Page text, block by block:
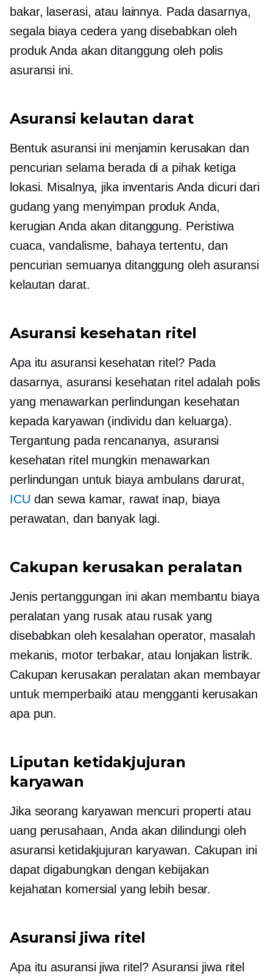
bakar, laserasi, atau lainnya. Pada dasarnya,
segala biaya cedera yang disebabkan oleh
produk Anda akan ditanggung oleh polis
asuransi ini.
Asuransi kelautan darat
Bentuk asuransi ini menjamin kerusakan dan
pencurian selama berada di a pihak ketiga
lokasi. Misalnya, jika inventaris Anda dicuri dari
gudang yang menyimpan produk Anda,
kerugian Anda akan ditanggung. Peristiwa
cuaca, vandalisme, bahaya tertentu, dan
pencurian semuanya ditanggung oleh asuransi
kelautan darat.
Asuransi kesehatan ritel
Apa itu asuransi kesehatan ritel? Pada
dasarnya, asuransi kesehatan ritel adalah polis
yang menawarkan perlindungan kesehatan
kepada karyawan (individu dan keluarga).
Tergantung pada rencananya, asuransi
kesehatan ritel mungkin menawarkan
perlindungan untuk biaya ambulans darurat,
ICU dan sewa kamar, rawat inap, biaya
perawatan, dan banyak lagi.
Cakupan kerusakan peralatan
Jenis pertanggungan ini akan membantu biaya
peralatan yang rusak atau rusak yang
disebabkan oleh kesalahan operator, masalah
mekanis, motor terbakar, atau lonjakan listrik.
Cakupan kerusakan peralatan akan membayar
untuk memperbaiki atau mengganti kerusakan
apa pun.
Liputan ketidakjujuran
karyawan
Jika seorang karyawan mencuri properti atau
uang perusahaan, Anda akan dilindungi oleh
asuransi ketidakjujuran karyawan. Cakupan ini
dapat digabungkan dengan kebijakan
kejahatan komersial yang lebih besar.
Asuransi jiwa ritel
Apa itu asuransi jiwa ritel? Asuransi jiwa ritel